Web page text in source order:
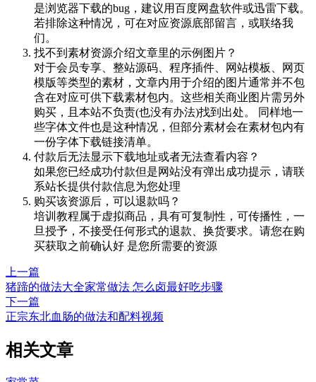
是浏览器下载的bug，建议用百度网盘软件或迅雷下载。
若排除这种情况，可在对应资源底部留言，或联络我
们。
找不到素材资源介绍文章里的示例图片？
对于会员专享、整站源码、程序插件、网站模板、网页
模版等类型的素材，文章内用于介绍的图片通常并不包
含在对应可供下载素材包内。这些相关商业图片需另外
购买，且本站不负责(也没有办法)找到出处。 同样地一
些字体文件也是这种情况，但部分素材会在素材包内有
一份字体下载链接清单。
付款后无法显示下载地址或者无法查看内容？
如果您已经成功付款但是网站没有弹出成功提示，请联
系站长提供付款信息为您处理
购买该资源后，可以退款吗？
培训教程属于虚拟商品，具有可复制性，可传播性，一
旦授予，不接受任何形式的退款、换货要求。请您在购
买获取之前确认好 是您所需要的资源
上一篇
猪蹄的做法大全家常做法 怎么卤最好吃步骤
下一篇
正宗东北血肠的做法和配料视频
相关文章